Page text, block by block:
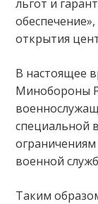
льгот и
открытия
В настоящее
Минобороны
специальной
военной
Таким